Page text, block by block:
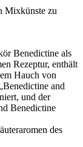
Mixkünste zu
Benedictine als
Rezeptur, enthält
Hauch von
and
und der
Benedictine
des